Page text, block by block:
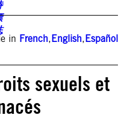
in French,English,Español
sexuels et